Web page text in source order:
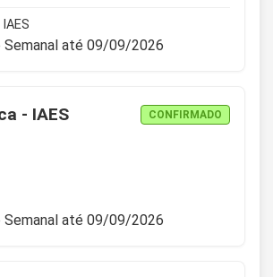
Semanal até 09/09/2026
- IAES CONFIRMADO
Semanal até 09/09/2026